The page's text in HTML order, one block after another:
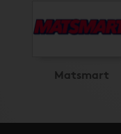
Matsmart